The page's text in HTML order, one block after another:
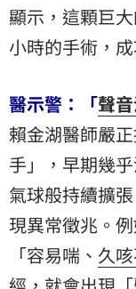
顯示，這顆巨
小時的手術，
醫示警：「聲
賴金湖醫師嚴
手」，早期幾
氣球般持續擴
現異常徵兆。
「容易喘、 久